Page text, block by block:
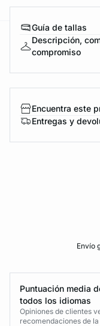
Guía de tallas
Descripción,
compromiso
Encuentra este
Entregas y
Envío
Puntuación media
todos los idiomas
Opiniones de clientes
recomendaciones de